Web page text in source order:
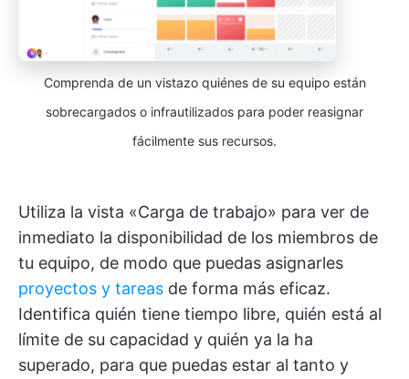
Comprenda de un vistazo quiénes de su equipo están
sobrecargados o infrautilizados para poder reasignar
fácilmente sus recursos.
Utiliza la vista «Carga de trabajo» para ver de
inmediato la disponibilidad de los miembros de
tu equipo, de modo que puedas asignarles
proyectos y tareas de forma más eficaz.
Identifica quién tiene tiempo libre, quién está al
límite de su capacidad y quién ya la ha
superado, para que puedas estar al tanto y